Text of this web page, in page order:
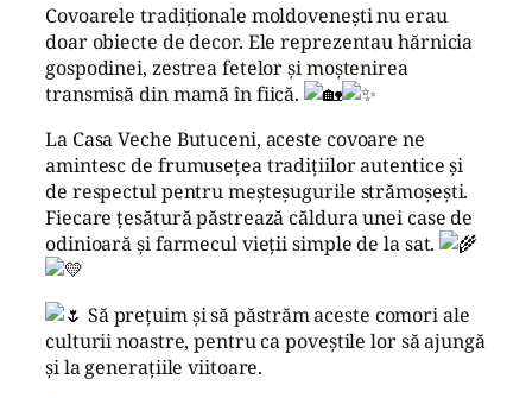
Covoarele tradiționale moldovenești nu erau
doar obiecte de decor. Ele reprezentau hărnicia
gospodinei, zestrea fetelor și moștenirea
transmisă din mamă în fiică.
La Casa Veche Butuceni, aceste covoare ne
amintesc de frumusețea tradițiilor autentice și
de respectul pentru meșteșugurile strămoșești.
Fiecare țesătură păstrează căldura unei case de
odinioară și farmecul vieții simple de la sat.
Să prețuim și să păstrăm aceste comori ale
culturii noastre, pentru ca poveștile lor să ajungă
și la generațiile viitoare.